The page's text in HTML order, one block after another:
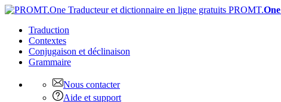
PROMT.One
Traduction
Contextes
Conjugaison et déclinaison
Grammaire
Nous contacter
Aide et support